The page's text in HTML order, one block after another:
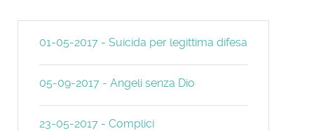
01-05-2017 - Suicida per legittima difesa
05-09-2017 - Angeli senza Dio
23-05-2017 - Complici